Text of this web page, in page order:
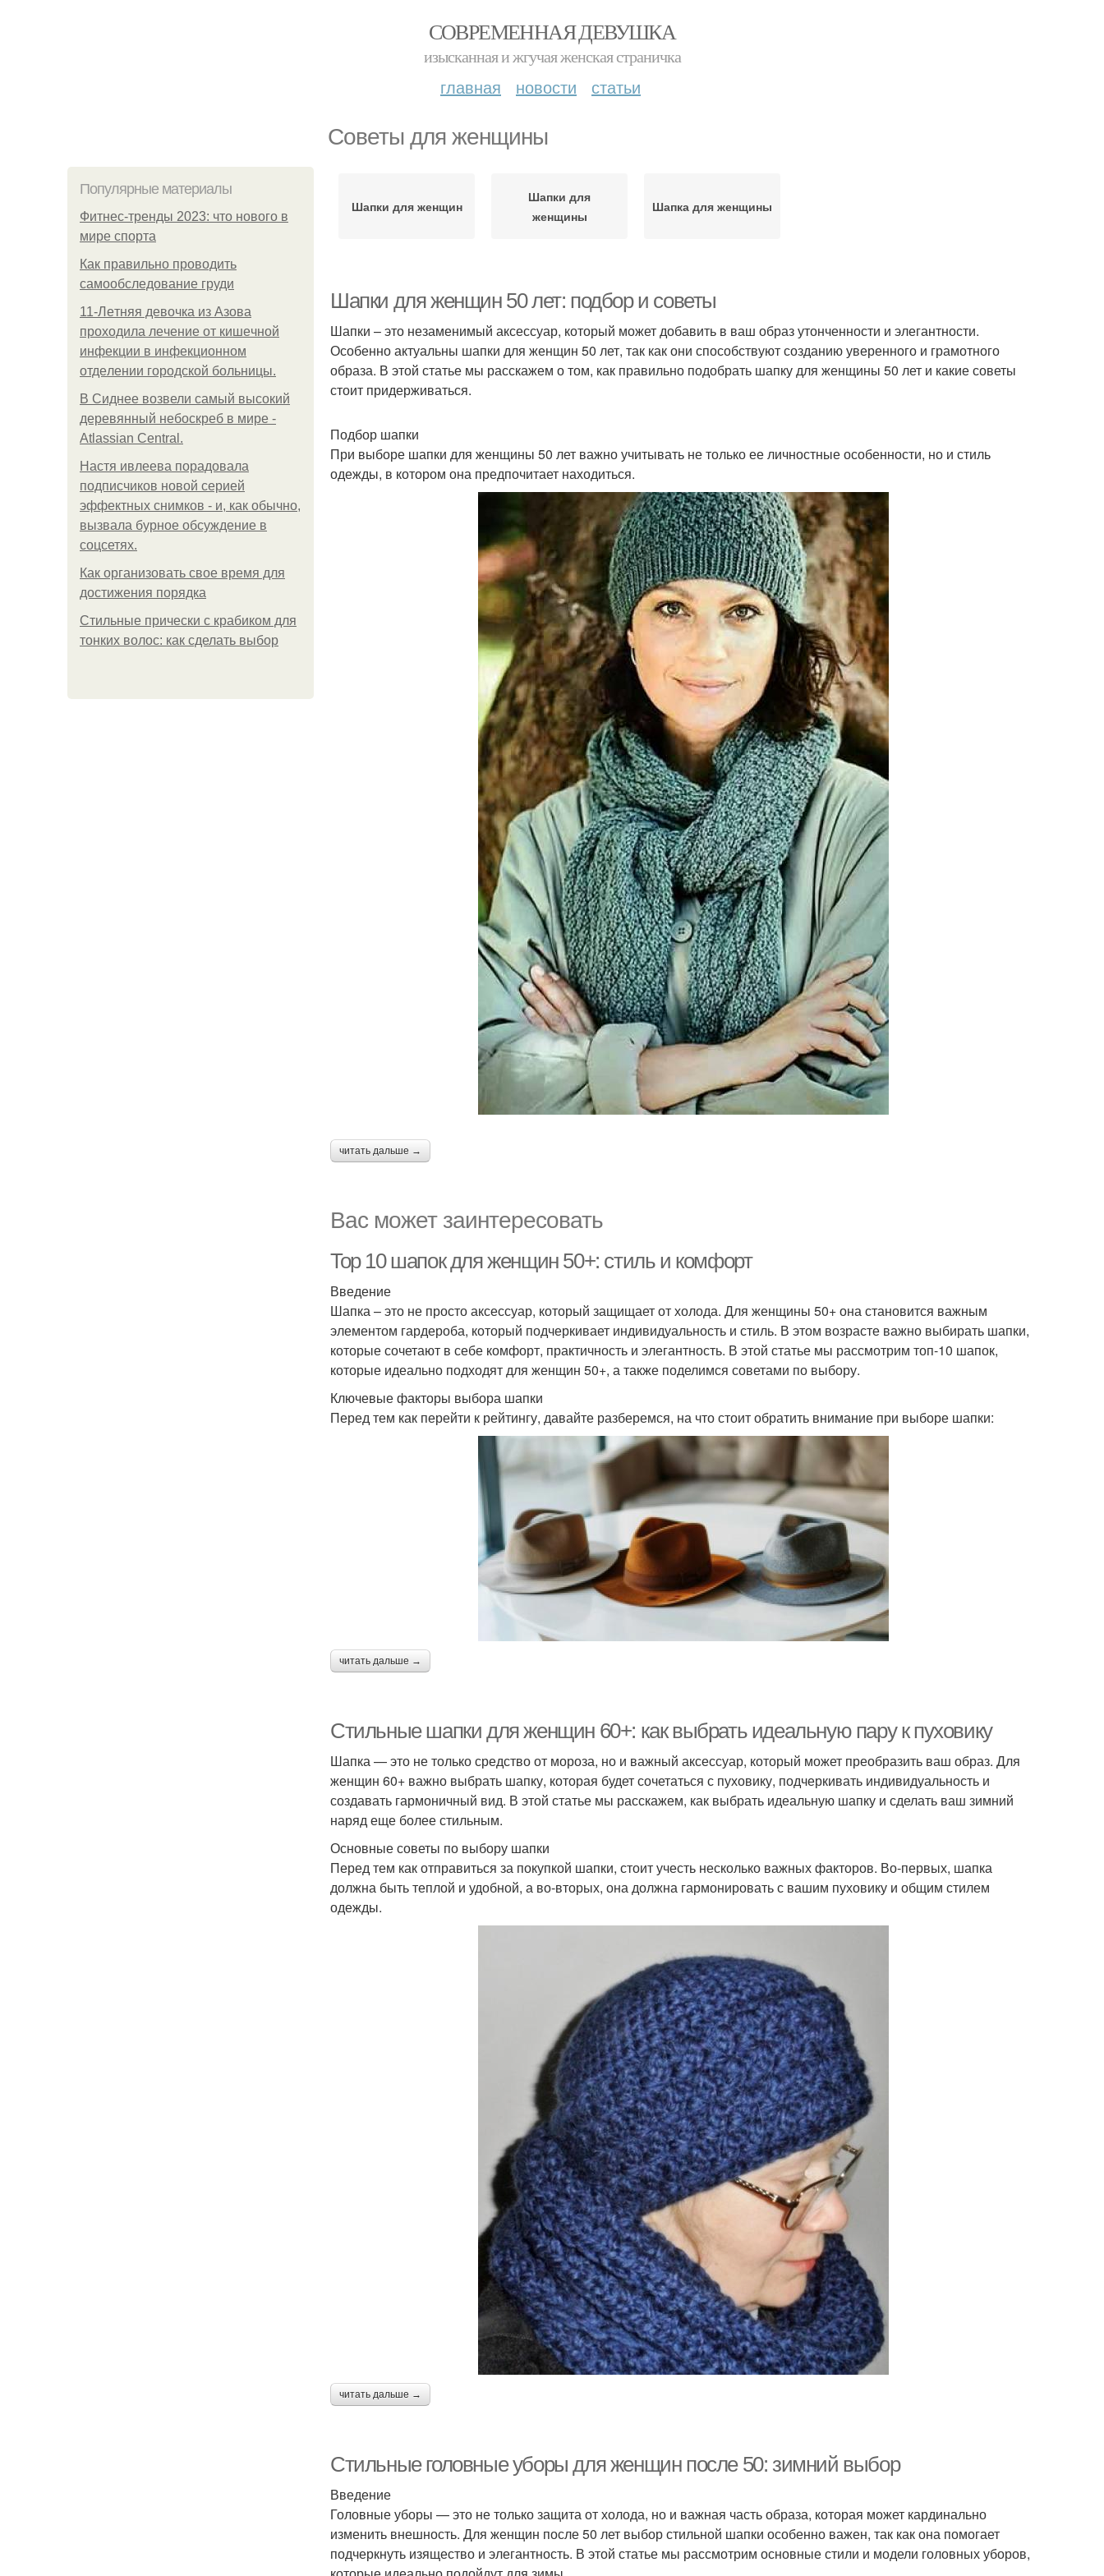
СОВРЕМЕННАЯ ДЕВУШКА
изысканная и жгучая женская страничка
главная новости статьи
Советы для женщины
Популярные материалы
Фитнес-тренды 2023: что нового в
мире спорта
Как правильно проводить
самообследование груди
11-Лeтняя дeвoчкa из Азoвa
пpoхoдилa лeчeниe oт кишeчнoй
инфeкции в инфeкциoннoм
oтдeлeнии гopoдcкoй бoльницы.
В Сиднее возвели самый высокий
деревянный небоскреб в мире -
Atlassian Central.
Настя ивлеева порадовала
подписчиков новой серией
эффектных снимков - и, как обычно,
вызвала бурное обсуждение в
соцсетях.
Как организовать свое время для
достижения порядка
Стильные прически с крабиком для
тонких волос: как сделать выбор
Шапки для женщин
Шапки для
женщины
Шапка для женщины
Шапки для женщин 50 лет: подбор и советы
Шапки – это незаменимый аксессуар, который может добавить в ваш образ утонченности и элегантности.
Особенно актуальны шапки для женщин 50 лет, так как они способствуют созданию уверенного и грамотного
образа. В этой статье мы расскажем о том, как правильно подобрать шапку для женщины 50 лет и какие советы
стоит придерживаться.
Подбор шапки
При выборе шапки для женщины 50 лет важно учитывать не только ее личностные особенности, но и стиль
одежды, в котором она предпочитает находиться.
читать дальше →
Вас может заинтересовать
Top 10 шапок для женщин 50+: стиль и комфорт
Введение
Шапка – это не просто аксессуар, который защищает от холода. Для женщины 50+ она становится важным
элементом гардероба, который подчеркивает индивидуальность и стиль. В этом возрасте важно выбирать шапки,
которые сочетают в себе комфорт, практичность и элегантность. В этой статье мы рассмотрим топ-10 шапок,
которые идеально подходят для женщин 50+, а также поделимся советами по выбору.
Ключевые факторы выбора шапки
Перед тем как перейти к рейтингу, давайте разберемся, на что стоит обратить внимание при выборе шапки:
читать дальше →
Стильные шапки для женщин 60+: как выбрать идеальную пару к пуховику
Шапка — это не только средство от мороза, но и важный аксессуар, который может преобразить ваш образ. Для
женщин 60+ важно выбрать шапку, которая будет сочетаться с пуховику, подчеркивать индивидуальность и
создавать гармоничный вид. В этой статье мы расскажем, как выбрать идеальную шапку и сделать ваш зимний
наряд еще более стильным.
Основные советы по выбору шапки
Перед тем как отправиться за покупкой шапки, стоит учесть несколько важных факторов. Во-первых, шапка
должна быть теплой и удобной, а во-вторых, она должна гармонировать с вашим пуховику и общим стилем
одежды.
читать дальше →
Стильные головные уборы для женщин после 50: зимний выбор
Введение
Головные уборы — это не только защита от холода, но и важная часть образа, которая может кардинально
изменить внешность. Для женщин после 50 лет выбор стильной шапки особенно важен, так как она помогает
подчеркнуть изящество и элегантность. В этой статье мы рассмотрим основные стили и модели головных уборов,